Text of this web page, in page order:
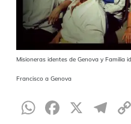
Misioneras identes de Genova y Familia
Francisco a Genova
WhatsApp
X